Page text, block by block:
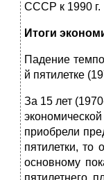
СССР к 1990 г.
Итоги
Падение
й пятилетке
За 15 лет
приобрели
пятилетки,
основному